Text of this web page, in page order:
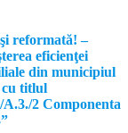
reformată! –
eficienţei
din municipiul
cu titlul
2 Componenta